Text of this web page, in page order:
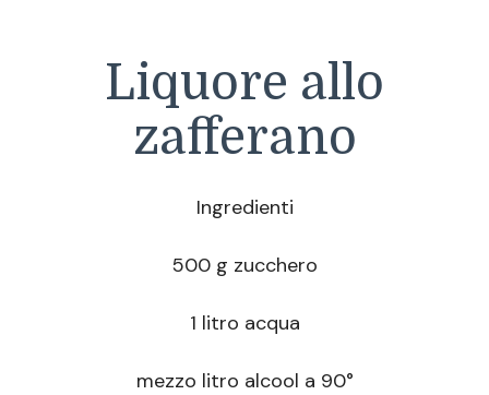
Liquore allo
zafferano
Ingredienti
500 g zucchero
1 litro acqua
mezzo litro alcool a 90°